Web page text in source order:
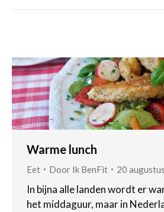
Warme lunch
Eet Door Ik BenFit 20
In bijna alle landen wordt er
het middaguur, maar in